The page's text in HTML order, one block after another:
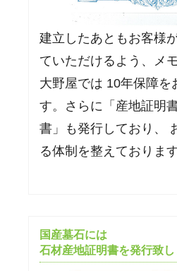
建立したあともお客様
ていただけるよう、メ
大野屋では 10年保障を
す。さらに「産地証明
書」も発行しており、
る体制を整えております
国産墓石には
石材産地証明書を発行致し